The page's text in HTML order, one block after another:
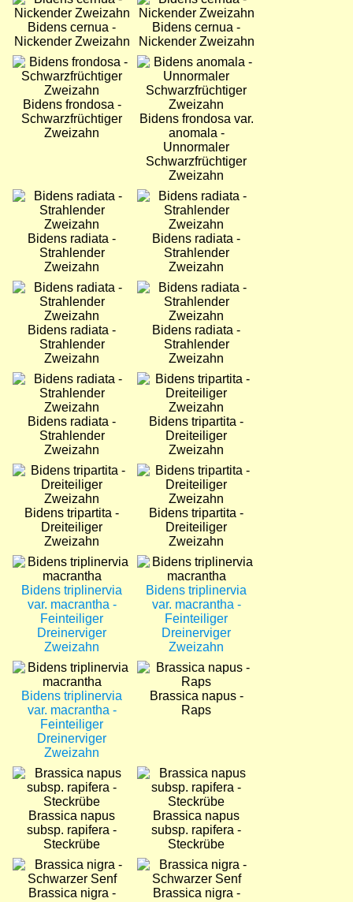
Bidens cernua -
Nickender Zweizahn
Bidens cernua -
Nickender Zweizahn
Bild
Bidens frondosa -
Schwarzfrüchtiger
Zweizahn
Bild
Bidens frondosa var.
anomala -
Unnormaler
Schwarzfrüchtiger
Zweizahn
Bild
Bidens radiata -
Strahlender
Zweizahn
Bild
Bidens radiata -
Strahlender
Zweizahn
Bild
Bidens radiata -
Strahlender
Zweizahn
Bild
Bidens radiata -
Strahlender
Zweizahn
Bild
Bidens radiata -
Strahlender
Zweizahn
Bild
Bidens tripartita -
Dreiteiliger
Zweizahn
Bild
Bidens tripartita -
Dreiteiliger
Zweizahn
Bild
Bidens tripartita -
Dreiteiliger
Zweizahn
Bild
Bidens triplinervia
var. macrantha -
Feinteiliger
Dreinerviger
Zweizahn
Bild
Bidens triplinervia
var. macrantha -
Feinteiliger
Dreinerviger
Zweizahn
Bild
Bidens triplinervia
var. macrantha -
Feinteiliger
Dreinerviger
Zweizahn
Bild
Brassica napus -
Raps
Bild
Brassica napus
subsp. rapifera -
Steckrübe
Bild
Brassica napus
subsp. rapifera -
Steckrübe
Bild
Brassica nigra -
Bild
Brassica nigra -